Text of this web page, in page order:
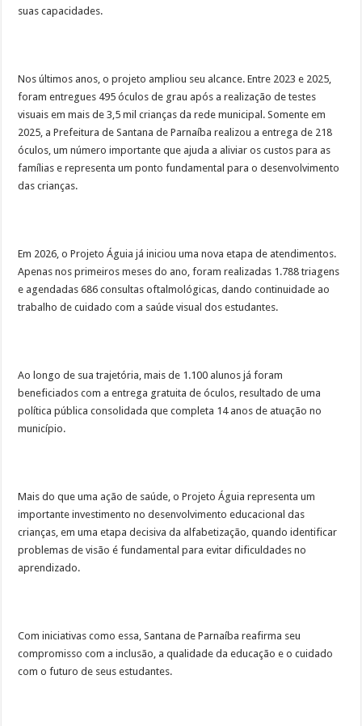
suas capacidades.
Nos últimos anos, o projeto ampliou seu alcance. Entre 2023 e 2025,
foram entregues 495 óculos de grau após a realização de testes
visuais em mais de 3,5 mil crianças da rede municipal. Somente em
2025, a Prefeitura de Santana de Parnaíba realizou a entrega de 218
óculos, um número importante que ajuda a aliviar os custos para as
famílias e representa um ponto fundamental para o desenvolvimento
das crianças.
Em 2026, o Projeto Águia já iniciou uma nova etapa de atendimentos.
Apenas nos primeiros meses do ano, foram realizadas 1.788 triagens
e agendadas 686 consultas oftalmológicas, dando continuidade ao
trabalho de cuidado com a saúde visual dos estudantes.
Ao longo de sua trajetória, mais de 1.100 alunos já foram
beneficiados com a entrega gratuita de óculos, resultado de uma
política pública consolidada que completa 14 anos de atuação no
município.
Mais do que uma ação de saúde, o Projeto Águia representa um
importante investimento no desenvolvimento educacional das
crianças, em uma etapa decisiva da alfabetização, quando identificar
problemas de visão é fundamental para evitar dificuldades no
aprendizado.
Com iniciativas como essa, Santana de Parnaíba reafirma seu
compromisso com a inclusão, a qualidade da educação e o cuidado
com o futuro de seus estudantes.